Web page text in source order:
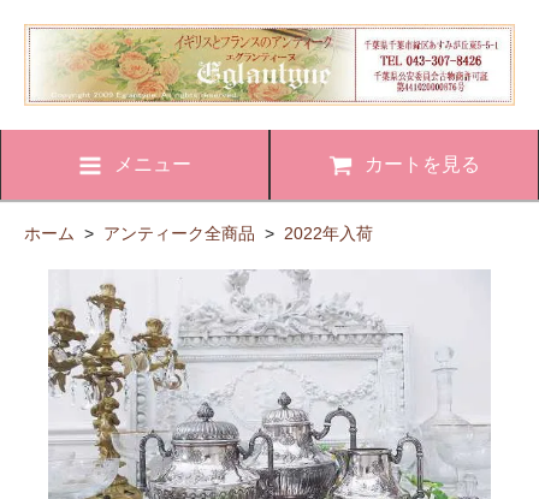
メニュー カートを見る
ホーム > アンティーク全商品 > 2022年入荷